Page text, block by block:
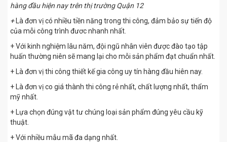
hàng đầu hiện nay trên thị trường Quận 12
+ Là đơn vị có nhiều tiền năng trong thi công, đảm bảo sự tiến độ
của mỗi công trình đươc nhanh nhất.
+ Với kinh nghiệm lâu năm, đội ngũ nhân viên được đào tạo tập
huấn thường niên sẽ mang lại cho mỗi sản phẩm đạt chuẩn nhất.
+ Là đơn vị thi công thiết kế gia công uy tín hàng đầu hiên nay.
+ Là đơn vị co giá thành thi công rẻ nhất, chất lượng nhất, thẩm
mỹ nhất.
+ Lựa chọn đúng vật tư chúng loại sản phẩm đúng yêu cầu kỹ
thuật.
+ Với nhiều mẫu mã đa dạng nhất.